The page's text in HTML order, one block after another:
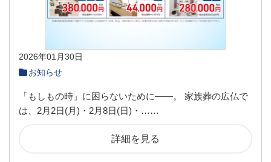
2026年01月30日
お知らせ
「もしも​​の時」に困らないために——。 家族葬の広仏で
は、2月2日(月)・2月8日(日)・……
詳細を見る